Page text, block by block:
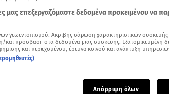
μας επεξεργαζόμαστε δεδομένα προκειμένου να
γεωεντοπισμού. Ακριβής σάρωση χαρακτηριστικών συσκευής
και πρόσβαση στα δεδομένα μιας συσκευής. Εξατομικευμένη
και περιεχομένου, έρευνα κοινού και ανάπτυξη
Απόρριψη όλων